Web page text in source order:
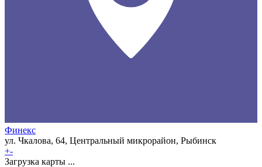
Финекс
ул. Чкалова, 64, Центральный микрорайон, Рыбинск
+-
Загрузка карты ...